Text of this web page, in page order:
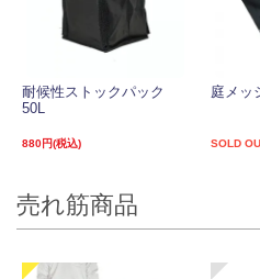
まで使ってた、シート（メッシュシートやブル
い商品だと思います。今後も追加購入を検討して
使いやすいです。
耐候性ストックパック
50L
880円(税込)
庭メッ
SOLD
売れ筋商品